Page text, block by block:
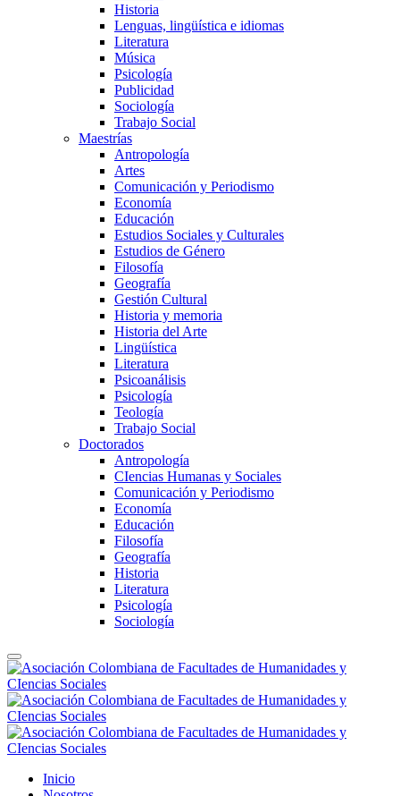
Historia
Lenguas, lingüística e idiomas
Literatura
Música
Psicología
Publicidad
Sociología
Trabajo Social
Maestrías
Antropología
Artes
Comunicación y Periodismo
Economía
Educación
Estudios Sociales y Culturales
Estudios de Género
Filosofía
Geografía
Gestión Cultural
Historia y memoria
Historia del Arte
Lingüística
Literatura
Psicoanálisis
Psicología
Teología
Trabajo Social
Doctorados
Antropología
CIencias Humanas y Sociales
Comunicación y Periodismo
Economía
Educación
Filosofía
Geografía
Historia
Literatura
Psicología
Sociología
Inicio